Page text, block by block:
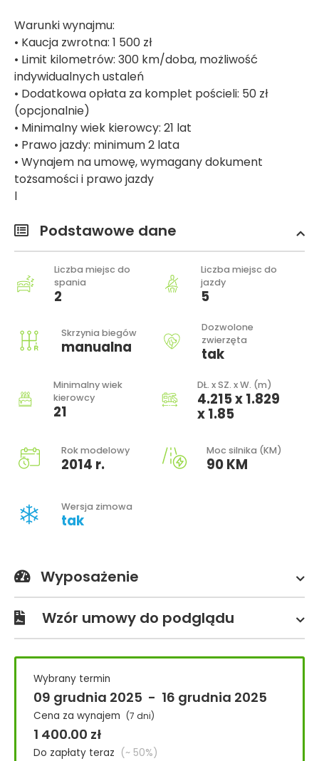
Warunki wynajmu:
• Kaucja zwrotna: 1 500 zł
• Limit kilometrów: 300 km/doba, możliwość
indywidualnych ustaleń
• Dodatkowa opłata za komplet pościeli: 50 zł
(opcjonalnie)
• Minimalny wiek kierowcy: 21 lat
• Prawo jazdy: minimum 2 lata
• Wynajem na umowę, wymagany dokument
tożsamości i prawo jazdy
l
Podstawowe dane
Liczba miejsc do
spania
2
Liczba miejsc do
jazdy
5
Skrzynia biegów
manualna
Dozwolone
zwierzęta
tak
Minimalny wiek
kierowcy
21
DŁ. x SZ. x W. (m)
4.215 x 1.829
x 1.85
Rok modelowy
2014 r.
Moc silnika (KM)
90 KM
Wersja zimowa
tak
Wyposażenie
Wzór umowy do podglądu
Wybrany termin
09 grudnia 2025 - 16 grudnia 2025
Cena za wynajem (7 dni)
1 400.00 zł
Do zapłaty teraz (~ 50%)